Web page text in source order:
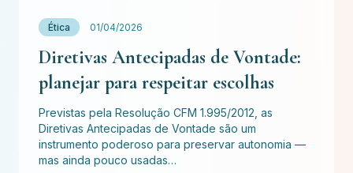
Ética 01/04/2026
Diretivas Antecipadas de Vontade:
planejar para respeitar escolhas
Previstas pela Resolução CFM 1.995/2012, as
Diretivas Antecipadas de Vontade são um
instrumento poderoso para preservar autonomia —
mas ainda pouco usadas…